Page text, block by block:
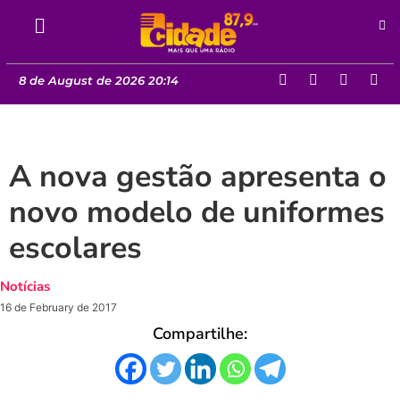
8 de August de 2026 20:14
A nova gestão apresenta o
novo modelo de uniformes
escolares
Notícias
16 de February de 2017
Compartilhe: